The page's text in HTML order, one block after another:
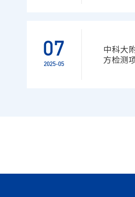
07
2025-05
中科大
方检测